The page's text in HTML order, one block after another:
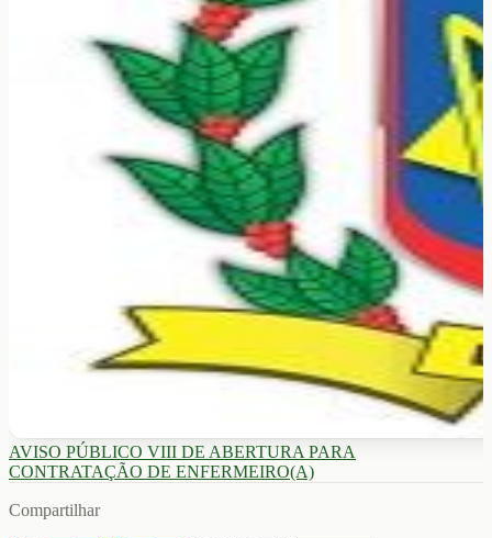
AVISO PÚBLICO VIII DE ABERTURA PARA
CONTRATAÇÃO DE ENFERMEIRO(A)
Compartilhar